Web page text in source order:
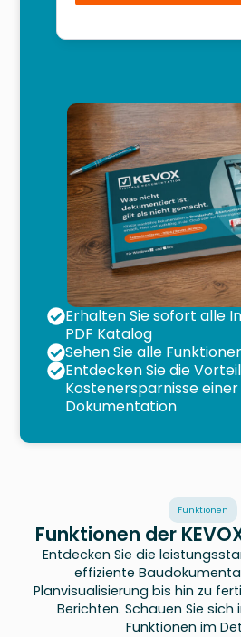
Erhalten Sie sofort alle
PDF Katalog
Sehen Sie alle
Entdecken Sie die
Kostenersparnisse
Dokumentation
Funktionen
Funktionen der
Entdecken Sie die
effiziente
Planvisualisierung bis hin zu
Berichten. Schauen Sie
Funktionen im